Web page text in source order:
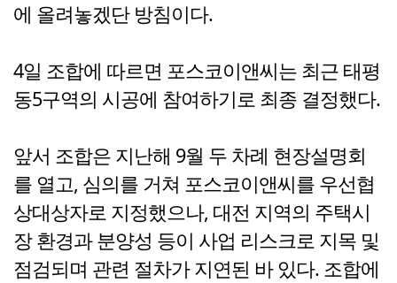
에 올려놓겠단 방침이다.
4일 조합에 따르면 포스코이앤씨는 최근 태평
동5구역의 시공에 참여하기로 최종 결정했다.
앞서 조합은 지난해 9월 두 차례 현장설명회
를 열고, 심의를 거쳐 포스코이앤씨를 우선협
상대상자로 지정했으나, 대전 지역의 주택시
장 환경과 분양성 등이 사업 리스크로 지목 및
점검되며 관련 절차가 지연된 바 있다. 조합에